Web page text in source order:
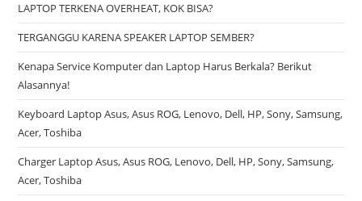
LAPTOP TERKENA OVERHEAT, KOK BISA?
TERGANGGU KARENA SPEAKER LAPTOP SEMBER?
Kenapa Service Komputer dan Laptop Harus Berkala? Berikut
Alasannya!
Keyboard Laptop Asus, Asus ROG, Lenovo, Dell, HP, Sony, Samsung,
Acer, Toshiba
Charger Laptop Asus, Asus ROG, Lenovo, Dell, HP, Sony, Samsung,
Acer, Toshiba